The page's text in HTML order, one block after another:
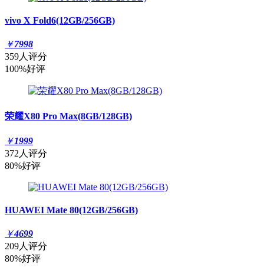
vivo X Fold6(12GB/256GB)
￥7998
359人评分
100%好评
荣耀X80 Pro Max(8GB/128GB)
￥1999
372人评分
80%好评
HUAWEI Mate 80(12GB/256GB)
￥4699
209人评分
80%好评